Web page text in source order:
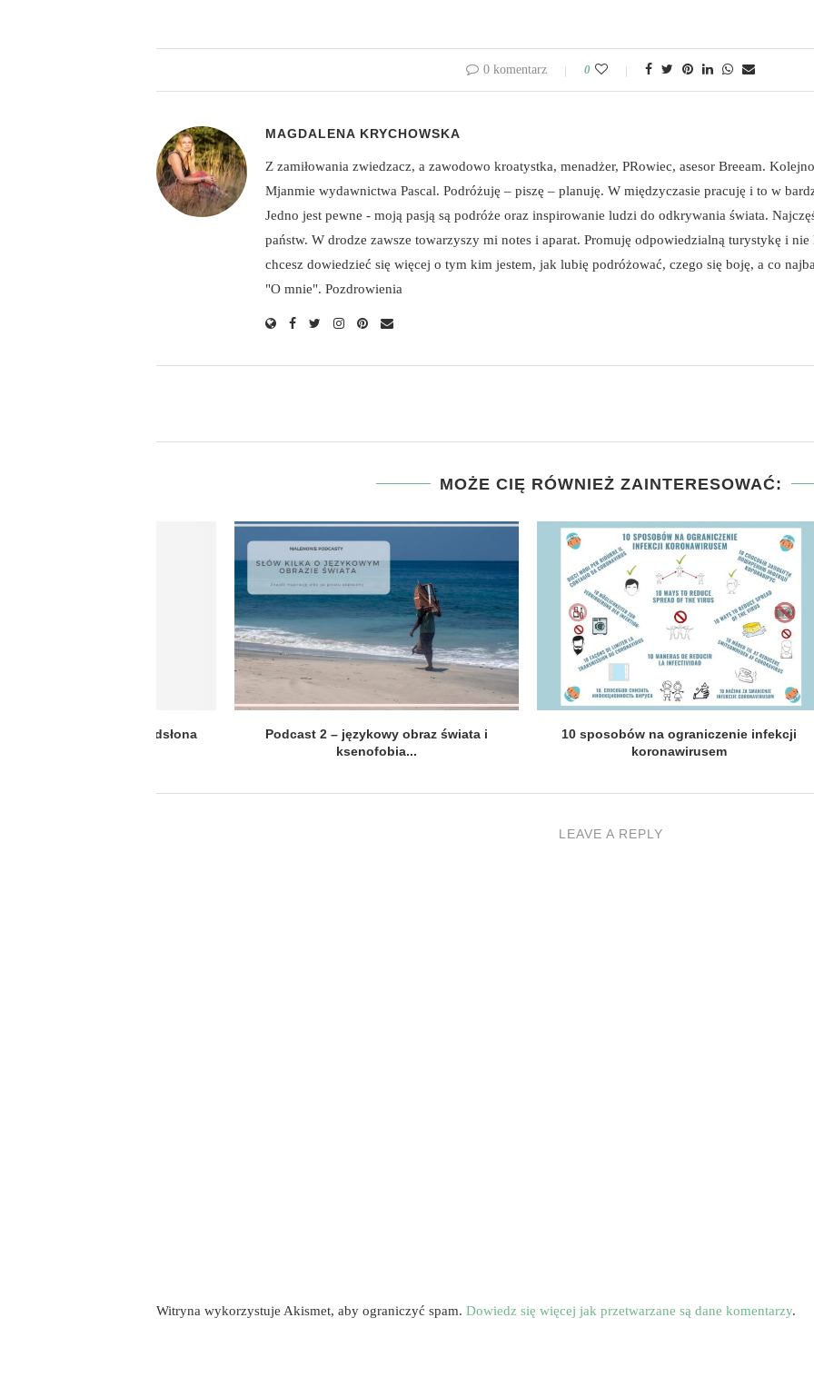
0 komentarz 0
MAGDALENA KRYCHOWSKA
Z zamiłowania zwiedzacz, a zawodowo kroatystka, menadżer, PRowiec, asesor Breeam.
Mjanmie wydawnictwa Pascal. Podróżuję – piszę – planuję. W międzyczasie pracuję i to w
Jedno jest pewne - moją pasją są podróże oraz inspirowanie ludzi do odkrywania świata.
państw. W drodze zawsze towarzyszy mi notes i aparat. Promuję odpowiedzialną turystykę i
chcesz dowiedzieć się więcej o tym kim jestem, jak lubię podróżować, czego się boję, a co
"O mnie". Pozdrowienia
MOŻE CIĘ RÓWNIEŻ ZAINTERESOWAĆ:
Krwawy ? księżyc
Poszukiwania nowych smaków odsłona
pierwsza.
LEAVE A REPLY
Witryna wykorzystuje Akismet, aby ograniczyć spam. Dowiedz się więcej jak przetwarzane są dane komentarzy.